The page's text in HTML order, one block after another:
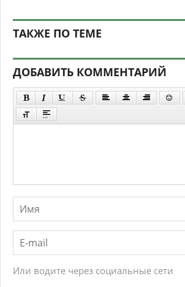
ТАКЖЕ ПО ТЕМЕ
ДОБАВИТЬ КОММЕНТАРИЙ
Или водите через социальные сети